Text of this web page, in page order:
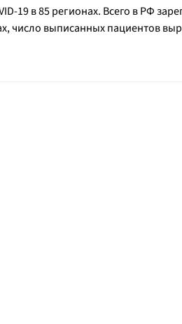
19 в 85 регионах. Всего в РФ
число выписанных пациентов